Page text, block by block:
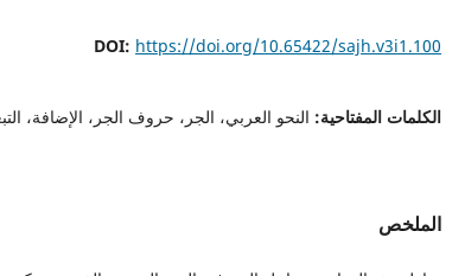
DOI: https://doi.org/10.65422/sajh.v3i1.100
الكلمات المفتاحية: النحو العربي، الجر، حروف الجر، الإضافة،
الملخص